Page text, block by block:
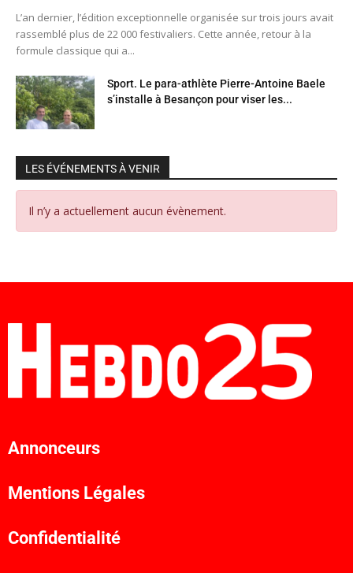
L’an dernier, l’édition exceptionnelle organisée sur trois jours avait
rassemblé plus de 22 000 festivaliers. Cette année, retour à la
formule classique qui a...
Sport. Le para-athlète Pierre-Antoine Baele
s’installe à Besançon pour viser les...
LES ÉVÉNEMENTS À VENIR
Il n’y a actuellement aucun évènement.
Annonceurs
Mentions Légales
Confidentialité